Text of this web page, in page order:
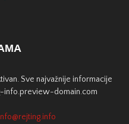
Sve najvažnije informacije
info.preview-domain.com